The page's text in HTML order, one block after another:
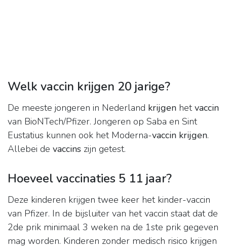
Welk vaccin krijgen 20 jarige?
De meeste jongeren in Nederland krijgen hetvaccin
van BioNTech/Pfizer. Jongeren op Saba en Sint
Eustatius kunnen ook het Moderna-vaccin krijgen.
Allebei de vaccins zijn getest.
Hoeveel vaccinaties 5 11 jaar?
Deze kinderen krijgen twee keer het kinder-vaccin
van Pfizer. In de bijsluiter van het vaccin staat dat de
2de prik minimaal 3 weken na de 1ste prik gegeven
mag worden. Kinderen zonder medisch risico krijgen